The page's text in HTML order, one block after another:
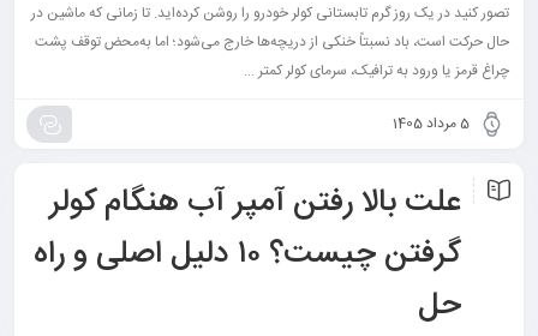
تصور کنید در یک روز گرم تابستانی کولر خودرو را روشن کرده‌اید. تا زمانی که ماشین در
حال حرکت است، باد نسبتاً خنکی از دریچه‌ها خارج می‌شود؛ اما به‌محض توقف پشت
چراغ قرمز یا ورود به ترافیک، سرمای کولر کمتر ...
5 مرداد 1405
علت بالا رفتن آمپر آب هنگام کولر
گرفتن چیست؟ ۱۰ دلیل اصلی و راه‌
حل